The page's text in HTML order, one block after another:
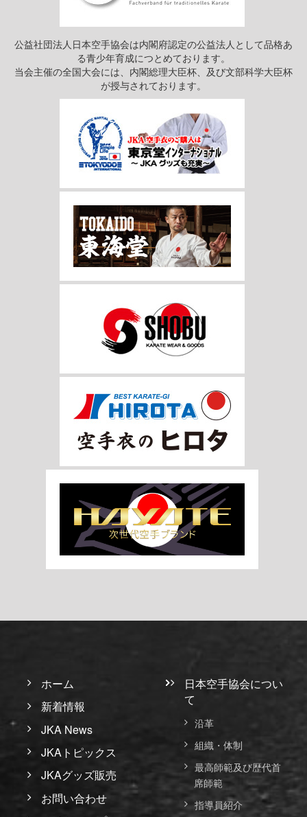
公益社団法人日本空手協会は内閣府認定の公益法人として品格あ
る青少年育成につとめております。
当会主催の全国大会には、内閣総理大臣杯、及び文部科学大臣杯
が授与されております。
ホーム
新着情報
JKA News
JKAトピックス
JKAグッズ販売
お問い合わせ
日本空手協会につい
て
沿革
組織・体制
最高師範及び歴代首
席師範
指導員紹介